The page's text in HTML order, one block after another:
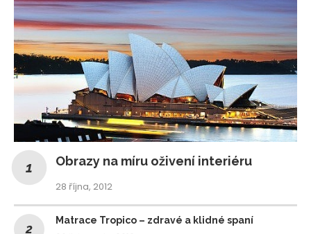
Obrazy na míru oživení interiéru
28 října, 2012
Matrace Tropico – zdravé a klidné spaní